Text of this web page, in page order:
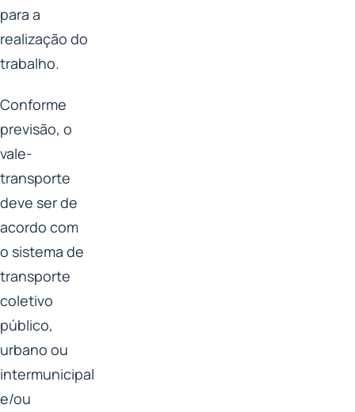
para a
realização do
trabalho.
Conforme
previsão, o
vale-
transporte
deve ser de
acordo com
o sistema de
transporte
coletivo
público,
urbano ou
intermunicipal
e/ou